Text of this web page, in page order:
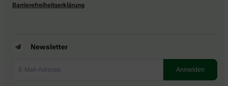
Barrierefreiheitserklärung
Newsletter